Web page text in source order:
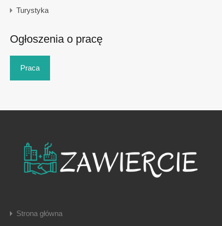
Turystyka
Ogłoszenia o pracę
Praca
Strona główna